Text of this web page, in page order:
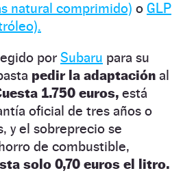
natural comprimido) o GLP
por Subaru para su
pedir la adaptación al
1.750 euros, está
oficial de tres años o
y el sobreprecio se
de combustible,
solo 0,70 euros el litro.